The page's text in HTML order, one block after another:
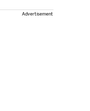
Advertisement